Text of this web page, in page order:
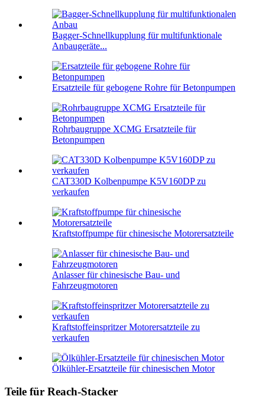
Bagger-Schnellkupplung für multifunktionale
Anbaugeräte...
Ersatzteile für gebogene Rohre für Betonpumpen
Rohrbaugruppe XCMG Ersatzteile für
Betonpumpen
CAT330D Kolbenpumpe K5V160DP zu
verkaufen
Kraftstoffpumpe für chinesische Motorersatzteile
Anlasser für chinesische Bau- und
Fahrzeugmotoren
Kraftstoffeinspritzer Motorersatzteile zu
verkaufen
Ölkühler-Ersatzteile für chinesischen Motor
Teile für Reach-Stacker